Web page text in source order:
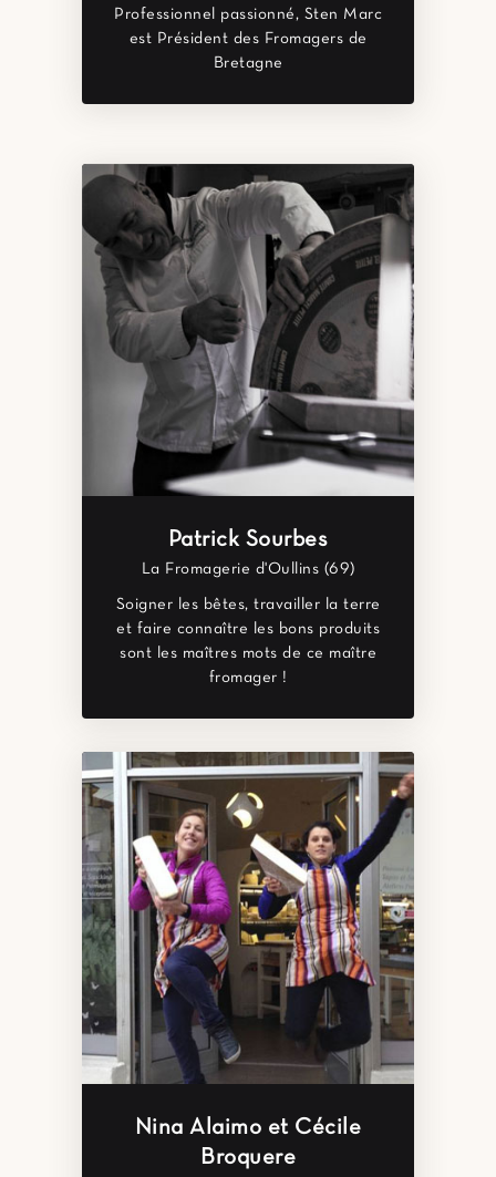
Professionnel passionné, Sten Marc
est Président des Fromagers de
Bretagne
Patrick Sourbes
La Fromagerie d'Oullins (69)
Soigner les bêtes, travailler la terre
et faire connaître les bons produits
sont les maîtres mots de ce maître
fromager !
Nina Alaimo et Cécile
Broquere